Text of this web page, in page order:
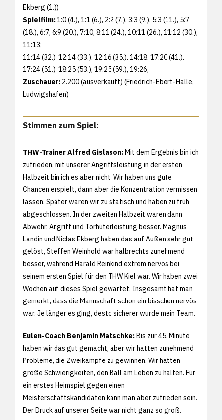
Ekberg (1.))
Spielfilm:1:0 (4.), 1:1 (6.), 2:2 (7.), 3:3 (9.), 5:3 (11.), 5:7
(18.), 6:7, 6:9 (20.), 7:10, 8:11 (24.), 10:11 (26.), 11:12 (30.),
11:13;
11:14 (32.), 12:14 (33.), 12:16 (35.), 14:18, 17:20 (41.),
17:24 (51.), 18:25 (53.), 19:25 (59.), 19:26,
Zuschauer: 2.200 (ausverkauft) (Friedrich-Ebert-Halle,
Ludwigshafen)
Stimmen zum Spiel:
THW-Trainer Alfred Gislason:Mit dem Ergebnis bin ich
zufrieden, mit unserer Angriffsleistung in der ersten
Halbzeit bin ich es aber nicht. Wir haben uns gute
Chancen erspielt, dann aber die Konzentration vermissen
lassen. Später waren wir zu statisch und haben zu früh
abgeschlossen. In der zweiten Halbzeit waren dann
Abwehr, Angriff und Torhüterleistung besser. Magnus
Landin und Niclas Ekberg haben das auf Außen sehr gut
gelöst, Steffen Weinhold war halbrechts zunehmend
besser, während Harald Reinkind extrem nervös bei
seinem ersten Spiel für den THW Kiel war. Wir haben zwei
Wochen auf dieses Spiel gewartet. Insgesamt hat man
gemerkt, dass die Mannschaft schon ein bisschen nervös
war. Je länger es ging, desto sicherer wurde mein Team.
Eulen-Coach Benjamin Matschke:Bis zur 45. Minute
haben wir das gut gemacht, aber wir hatten zunehmend
Probleme, die Zweikämpfe zu gewinnen. Wir hatten
große Schwierigkeiten, den Ball am Leben zu halten. Für
ein erstes Heimspiel gegen einen
Meisterschaftskandidaten kann man aber zufrieden sein.
Der Druck auf unserer Seite war nicht ganz so groß.